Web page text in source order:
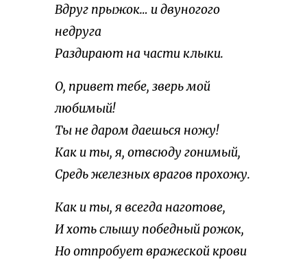
Вдруг прыжок… и двуногого
недруга
Раздирают на части клыки.
О, привет тебе, зверь мой
любимый!
Ты не даром даешься ножу!
Как и ты, я, отвсюду гонимый,
Средь железных врагов прохожу.
Как и ты, я всегда наготове,
И хоть слышу победный рожок,
Но отпробует вражеской крови